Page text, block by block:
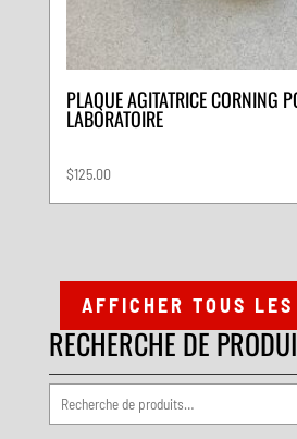
PLAQUE AGITATRICE CORNING
LABORATOIRE
$125.00
AFFICHER TOUS
RECHERCHE DE
Recherche
pour :